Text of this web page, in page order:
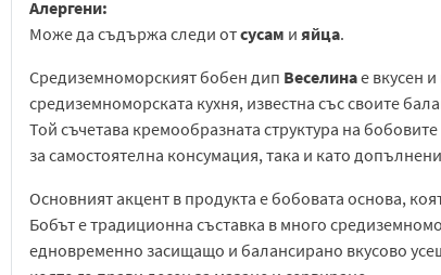
Алергени:
Може да съдържа следи отсусам и яйца.
Средиземноморският бобен дип Веселинае вкусен
средиземноморската кухня, известна със своите
Той съчетава кремообразната структура на
за самостоятелна консумация, така и като
Основният акцент в продукта е бобовата основа,
Бобът е традиционна съставка в много
едновременно засищащо и балансирано вкусово